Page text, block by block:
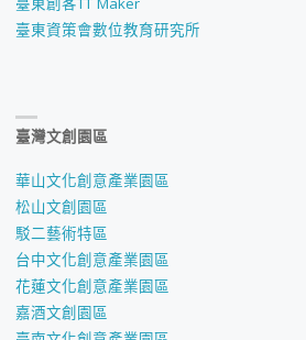
臺東資策會數位教育研究所
臺灣文創園區
華山文化創意產業園區
松山文創園區
駁二藝術特區
台中文化創意產業園區
花蓮文化創意產業園區
嘉酒文創園區